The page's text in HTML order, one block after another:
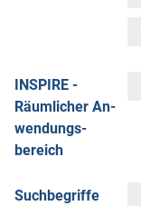
INSPIRE -
Räumlicher An­
wen­dungs­
bereich
Suchbegriffe